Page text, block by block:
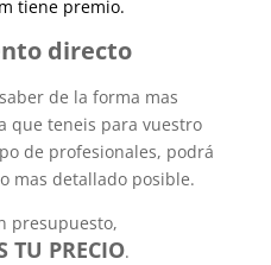
tiene premio.
directo
de la forma mas
que teneis para vuestro
de profesionales, podrá
mas detallado posible.
presupuesto,
TU PRECIO.